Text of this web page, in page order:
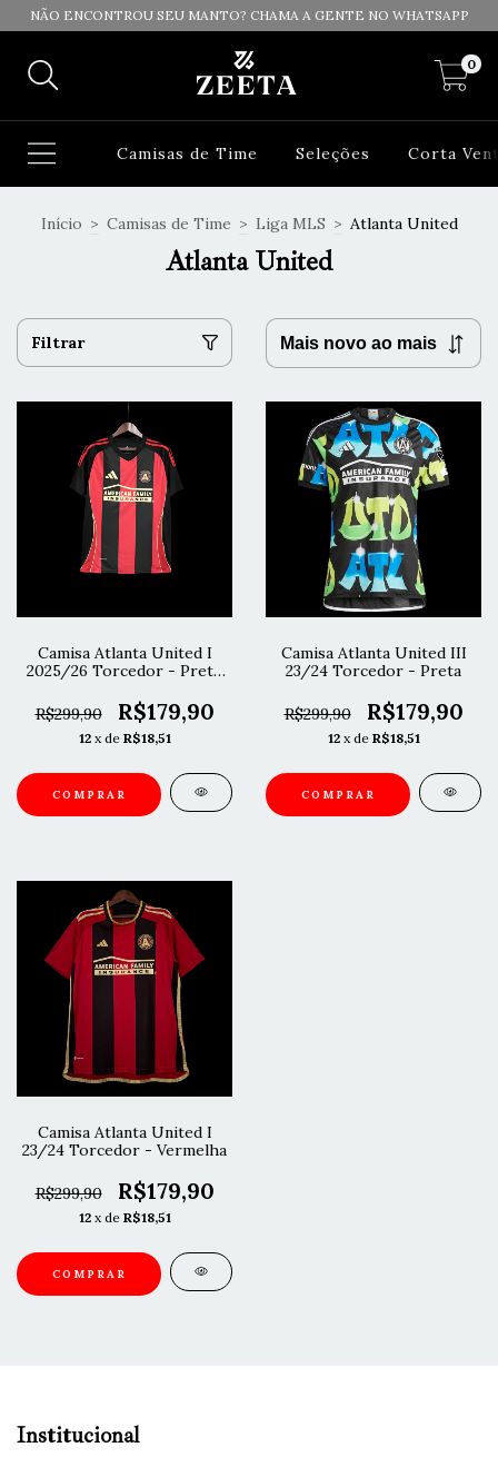
NÃO ENCONTROU SEU MANTO? CHAMA A GENTE NO WHATSAPP
0
Camisas de Time Seleções Corta
Início > Camisas de Time > Liga MLS > Atlanta United
Atlanta United
Filtrar
Camisa Atlanta United I
2025/26 Torcedor - Preto
R$299,90
R$179,90
12 x de R$18,51
COMPRAR
Camisa Atlanta United III
23/24 Torcedor - Preta
R$299,90 R$179,90
12 x de R$18,51
COMPRAR
Camisa Atlanta United I
23/24 Torcedor - Vermelha
R$299,90 R$179,90
12 x de R$18,51
COMPRAR
Institucional